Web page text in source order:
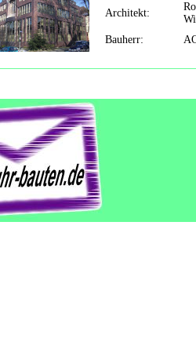
Architekt:
Bauherr: